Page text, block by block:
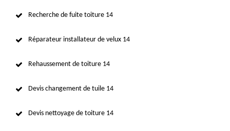
Recherche de fuite toiture 14
Réparateur installateur de velux 14
Rehaussement de toiture 14
Devis changement de tuile 14
Devis nettoyage de toiture 14